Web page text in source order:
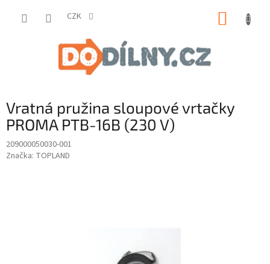
CZK
Vratná pružina sloupové vrtačky
PROMA PTB-16B (230 V)
209000050030-001
Značka: TOPLAND